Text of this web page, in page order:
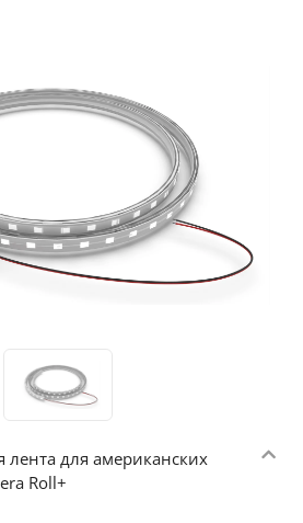
лента для американских
Roll+